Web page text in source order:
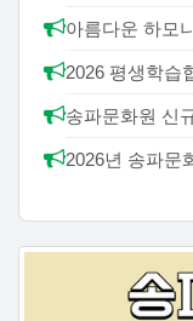
우리 옛그림]
아름다운 하모
모집
2026 평생학습
「AI시대, 고전
인의예지 부모
송파문화원 신
2026년 송파문